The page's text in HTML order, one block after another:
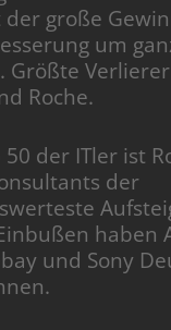
große
um
Größte
Roche.
50 der ITler ist
der
haben
und Sony